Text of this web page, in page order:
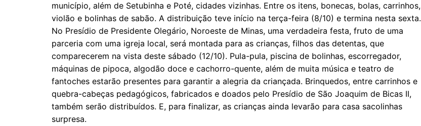
município, além de Setubinha e Poté, cidades vizinhas. Entre os itens, bonecas, bolas, carrinhos,
violão e bolinhas de sabão. A distribuição teve início na terça-feira (8/10) e termina nesta sexta.
No Presídio de Presidente Olegário, Noroeste de Minas, uma verdadeira festa, fruto de uma
parceria com uma igreja local, será montada para as crianças, filhos das detentas, que
comparecerem na vista deste sábado (12/10). Pula-pula, piscina de bolinhas, escorregador,
máquinas de pipoca, algodão doce e cachorro-quente, além de muita música e teatro de
fantoches estarão presentes para garantir a alegria da criançada. Brinquedos, entre carrinhos e
quebra-cabeças pedagógicos, fabricados e doados pelo Presídio de São Joaquim de Bicas II,
também serão distribuídos. E, para finalizar, as crianças ainda levarão para casa sacolinhas
surpresa.